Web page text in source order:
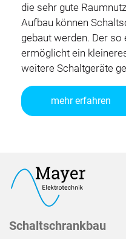
die sehr gute
Aufbau können
gebaut werden. Der so
ermöglicht ein
weitere Schaltgeräte
mehr erfahren
Schaltschrankbau